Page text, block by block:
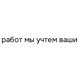
мы учтем ваши